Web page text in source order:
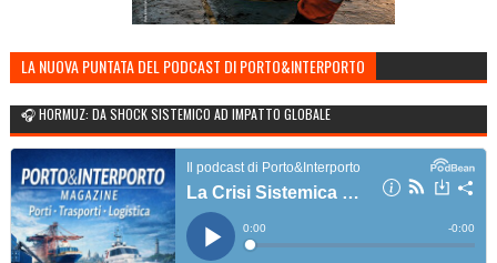
LA NUOVA PUNTATA DEL PODCAST DI PORTO&INTERPORTO
🎧 HORMUZ: DA SHOCK SISTEMICO AD IMPATTO GLOBALE